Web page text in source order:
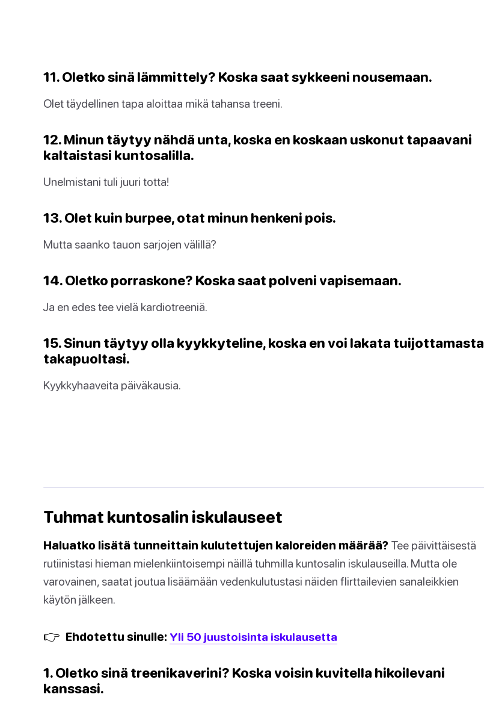
11. Oletko sinä lämmittely? Koska saat sykkeeni nousemaan.
Olet täydellinen tapa aloittaa mikä tahansa treeni.
12. Minun täytyy nähdä unta, koska en koskaan uskonut tapaavani
kaltaistasi kuntosalilla.
Unelmistani tuli juuri totta!
13. Olet kuin burpee, otat minun henkeni pois.
Mutta saanko tauon sarjojen välillä?
14. Oletko porraskone? Koska saat polveni vapisemaan.
Ja en edes tee vielä kardiotreeniä.
15. Sinun täytyy olla kyykkyteline, koska en voi lakata tuijottamasta
takapuoltasi.
Kyykkyhaaveita päiväkausia.
Tuhmat kuntosalin iskulauseet
Haluatko lisätä tunneittain kulutettujen kaloreiden määrää? Tee päivittäisestä
rutiinistasi hieman mielenkiintoisempi näillä tuhmilla kuntosalin iskulauseilla. Mutta ole
varovainen, saatat joutua lisäämään vedenkulutustasi näiden flirttailevien sanaleikkien
käytön jälkeen.
👉 Ehdotettu sinulle: Yli 50 juustoisinta iskulausetta
1. Oletko sinä treenikaverini? Koska voisin kuvitella hikoilevani
kanssasi.